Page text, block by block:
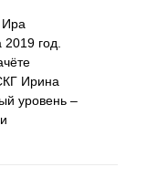
Ира
год.
Ирина
уровень –